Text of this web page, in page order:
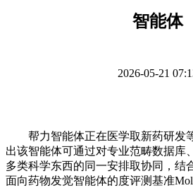
智能体
2026-05-21
帮力智能体正在医学取新药研发
出该智能体可通过对专业范畴数据库
多类科学东西的同一安排取协同，结
面向药物发觉智能体的度评测基准